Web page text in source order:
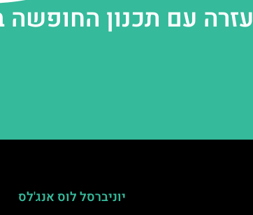
עזרה עם תכנון החופשה
יוניברסל לוס אנג'לס